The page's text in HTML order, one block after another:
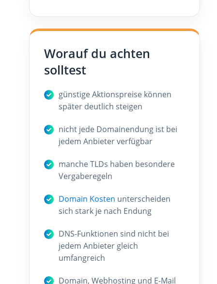
Worauf du achten
solltest
günstige Aktionspreise können
später deutlich steigen
nicht jede Domainendung ist bei
jedem Anbieter verfügbar
manche TLDs haben besondere
Vergaberegeln
Domain Kosten unterscheiden
sich stark je nach Endung
DNS-Funktionen sind nicht bei
jedem Anbieter gleich
umfangreich
Domain, Webhosting und E-Mail